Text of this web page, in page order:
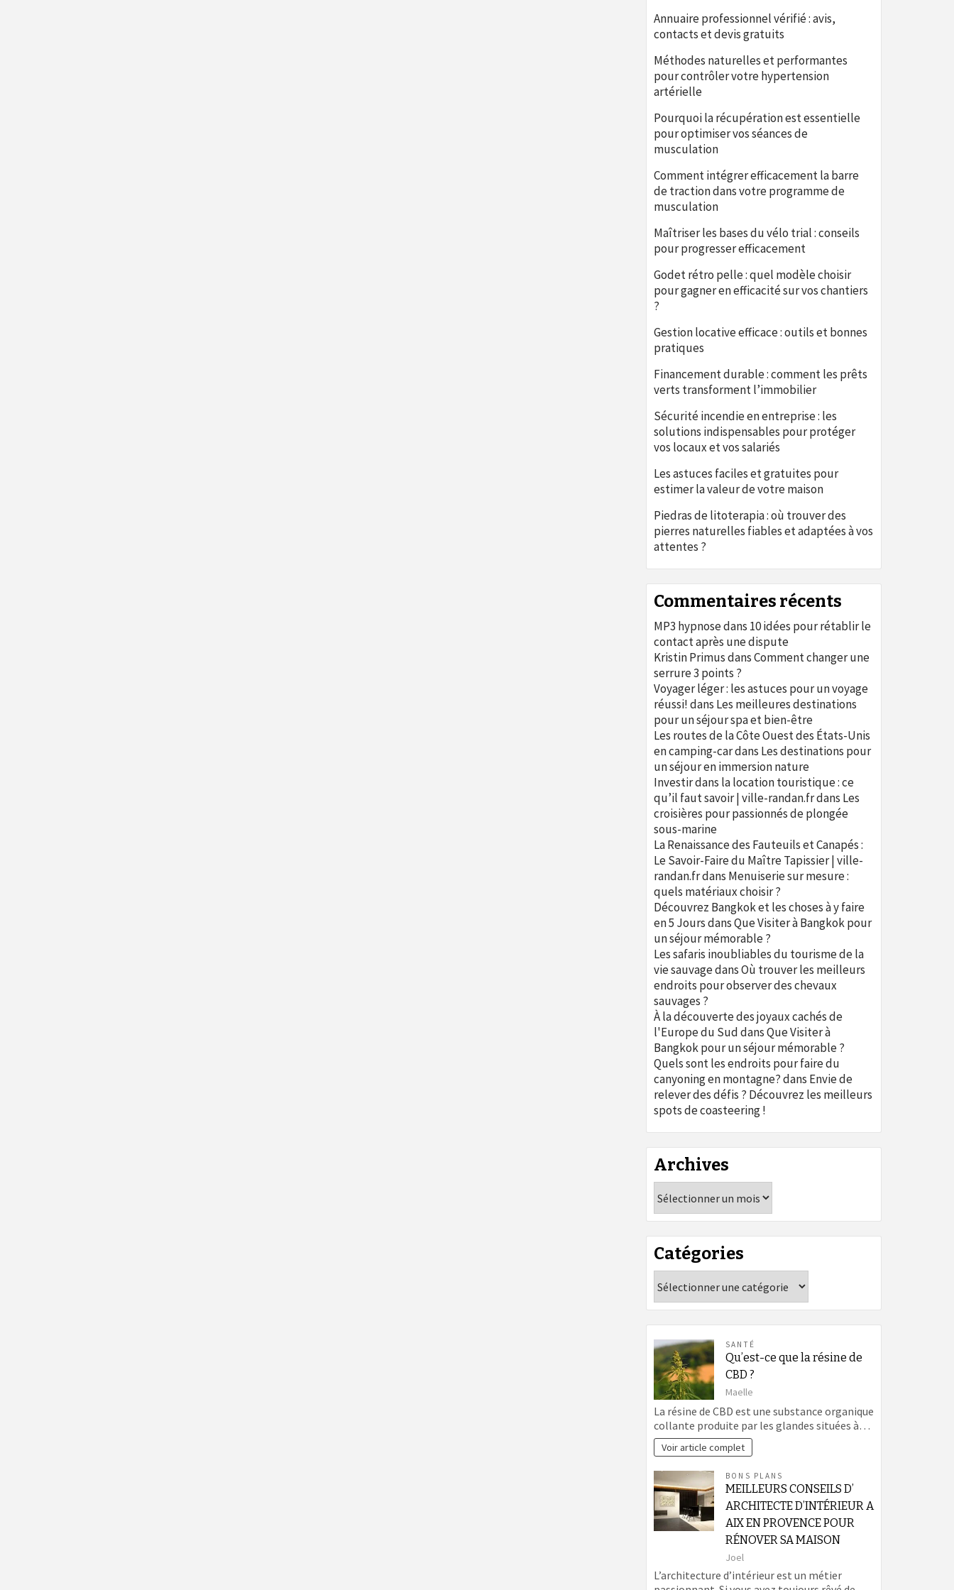
Annuaire professionnel vérifié : avis,
contacts et devis gratuits
Méthodes naturelles et performantes
pour contrôler votre hypertension
artérielle
Pourquoi la récupération est essentielle
pour optimiser vos séances de
musculation
Comment intégrer efficacement la barre
de traction dans votre programme de
musculation
Maîtriser les bases du vélo trial : conseils
pour progresser efficacement
Godet rétro pelle : quel modèle choisir
pour gagner en efficacité sur vos chantiers
?
Gestion locative efficace : outils et bonnes
pratiques
Financement durable : comment les prêts
verts transforment l’immobilier
Sécurité incendie en entreprise : les
solutions indispensables pour protéger
vos locaux et vos salariés
Les astuces faciles et gratuites pour
estimer la valeur de votre maison
Piedras de litoterapia : où trouver des
pierres naturelles fiables et adaptées à vos
attentes ?
Commentaires récents
MP3 hypnosedans 10 idées pour rétablir le
contact après une dispute
Kristin PrimusdansComment changer une
serrure 3 points ?
Voyager léger : les astuces pour un voyage
réussi!dans Les meilleures destinations
pour un séjour spa et bien-être
Les routes de la Côte Ouest des États-Unis
en camping-cardans Les destinations pour
un séjour en immersion nature
Investir dans la location touristique : ce
qu’il faut savoir | ville-randan.frdans Les
croisières pour passionnés de plongée
sous-marine
La Renaissance des Fauteuils et Canapés :
Le Savoir-Faire du Maître Tapissier | ville-
randan.frdans Menuiserie sur mesure :
quels matériaux choisir ?
Découvrez Bangkok et les choses à y faire
en 5 JoursdansQue Visiter à Bangkok pour
un séjour mémorable ?
Les safaris inoubliables du tourisme de la
vie sauvagedansOù trouver les meilleurs
endroits pour observer des chevaux
sauvages ?
À la découverte des joyaux cachés de
l'Europe du SuddansQue Visiter à
Bangkok pour un séjour mémorable ?
Quels sont les endroits pour faire du
canyoning en montagne?dans Envie de
relever des défis ? Découvrez les meilleurs
spots de coasteering !
Archives
Catégories
SANTÉ
Qu’est-ce que la résine de
CBD ?
Maelle
La résine de CBD est une substance organique
collante produite par les glandes situées à…
Voir article complet
BONS PLANS
MEILLEURS CONSEILS D’
ARCHITECTE D’INTÉRIEUR A
AIX EN PROVENCE POUR
RÉNOVER SA MAISON
Joel
L’architecture d’intérieur est un métier